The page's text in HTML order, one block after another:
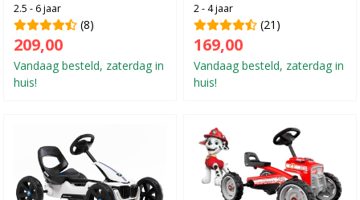
2.5 - 6 jaar
(8)
209,00
Vandaag besteld, zaterdag in
huis!
2 - 4 jaar
(21)
169,00
Vandaag besteld, zaterdag in
huis!